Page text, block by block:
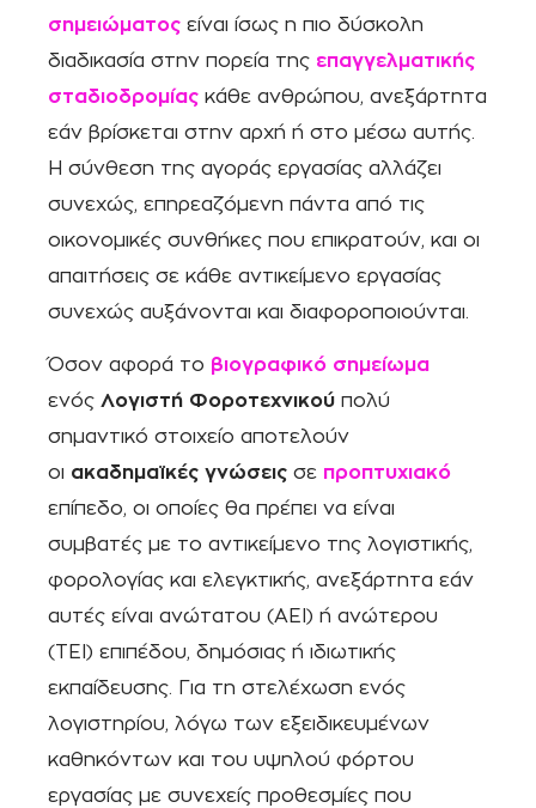
σημειώματος είναι ίσως η πιο δύσκολη
διαδικασία στην πορεία της επαγγελματικής
σταδιοδρομίας κάθε ανθρώπου, ανεξάρτητα
εάν βρίσκεται στην αρχή ή στο μέσω αυτής.
Η σύνθεση της αγοράς εργασίας αλλάζει
συνεχώς, επηρεαζόμενη πάντα από τις
οικονομικές συνθήκες που επικρατούν, και οι
απαιτήσεις σε κάθε αντικείμενο εργασίας
συνεχώς αυξάνονται και διαφοροποιούνται.
Όσον αφορά το βιογραφικό σημείωμα
ενός Λογιστή Φοροτεχνικού πολύ
σημαντικό στοιχείο αποτελούν
οι ακαδημαϊκές γνώσεις σε προπτυχιακό
επίπεδο, οι οποίες θα πρέπει να είναι
συμβατές με το αντικείμενο της λογιστικής,
φορολογίας και ελεγκτικής, ανεξάρτητα εάν
αυτές είναι ανώτατου (ΑΕΙ) ή ανώτερου
(ΤΕΙ) επιπέδου, δημόσιας ή ιδιωτικής
εκπαίδευσης. Για τη στελέχωση ενός
λογιστηρίου, λόγω των εξειδικευμένων
καθηκόντων και του υψηλού φόρτου
εργασίας με συνεχείς προθεσμίες που